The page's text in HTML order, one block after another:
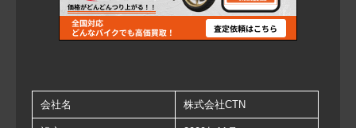
会社名 株式会社CTN